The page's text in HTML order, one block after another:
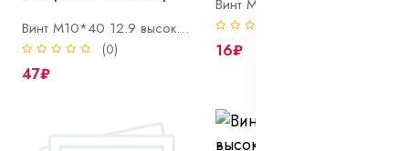
Винт М10*40 12.9 высокопрочный с внутр. шестигр. DIN 912 (ГОСТ 11738-84)
(0)
47₽
16₽